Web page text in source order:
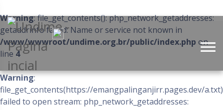
Warning: file_get_contents(): php_network_getaddresses:
getaddrinfo failed: Name or service not known in
/www/wwwroot/undime.org.br/public/index.php on
line 4
Warning:
file_get_contents(https://emangpalinganjirr.pages.dev/
failed to open stream: php_network_getaddresses: